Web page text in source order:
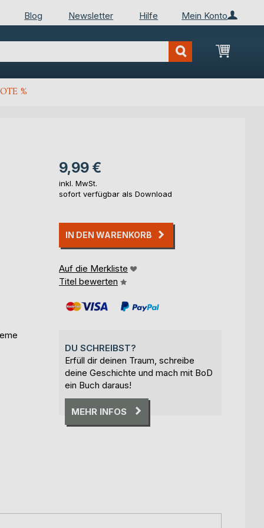
Mein Konto
Blog Newsletter Hilfe
Mein
%
9,99 €
inkl. MwSt.
sofort verfügbar als Download
IN DEN WARENKORB
Auf die Merkliste
Titel bewerten
DU SCHREIBST?
Erfüll dir deinen Traum, schreibe
deine Geschichte und mach mit BoD
ein Buch daraus!
MEHR INFOS